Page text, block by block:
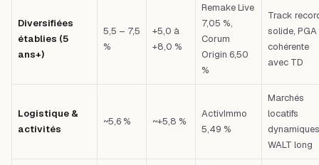
Diversifiées
établies (5
ans+)
5,5 – 7,5
%
+5,0 à
+8,0 %
Remake Live
7,05 %,
Corum
Origin 6,50
%
Track
solide, PGA
cohérente
avec TD
Logistique &
activités
~5,6 % ~+5,8 %
ActivImmo
5,49 %
Marchés
locatifs
WALT long